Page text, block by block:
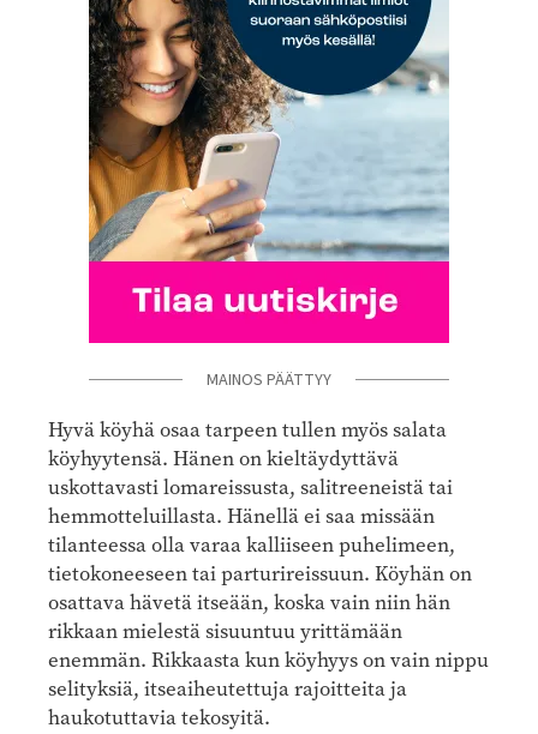
MAINOS PÄÄTTYY
Hyvä köyhä osaa tarpeen tullen myös salata
köyhyytensä. Hänen on kieltäydyttävä
uskottavasti lomareissusta, salitreeneistä tai
hemmotteluillasta. Hänellä ei saa missään
tilanteessa olla varaa kalliiseen puhelimeen,
tietokoneeseen tai parturireissuun. Köyhän on
osattava hävetä itseään, koska vain niin hän
rikkaan mielestä sisuuntuu yrittämään
enemmän. Rikkaasta kun köyhyys on vain nippu
selityksiä, itseaiheutettuja rajoitteita ja
haukotuttavia tekosyitä.